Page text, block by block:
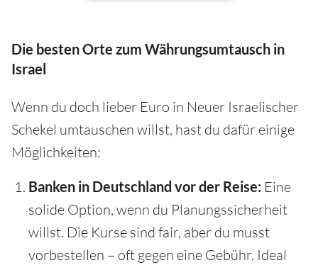
Die besten Orte zum Währungsumtausch in
Israel
Wenn du doch lieber Euro in Neuer Israelischer
Schekel umtauschen willst, hast du dafür einige
Möglichkeiten:
Banken in Deutschland vor der Reise: Eine
solide Option, wenn du Planungssicherheit
willst. Die Kurse sind fair, aber du musst
vorbestellen – oft gegen eine Gebühr. Ideal